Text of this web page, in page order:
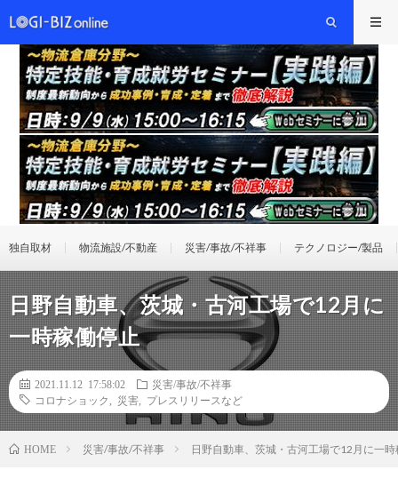
独自取材 物流施設/不動産 災害/事故/不祥事 テクノロジー/製品
日野自動車、茨城・古河工場で12月に
一時稼働停止
2021.11.12 17:58:02
災害/事故/不祥事
コロナショック
災害 プレスリリースなど
HOME 災害/事故/不祥事 日野自動車、茨城・古河工場で12月に一